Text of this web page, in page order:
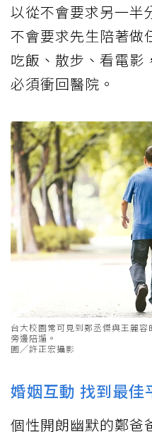
以從不會要求另一半
不會要求先生陪著做
吃飯、散步、看電影
必須衝回醫院。
台大校園常可見到鄭丞傑與王麗
旁邊陪遛。
圖╱許正宏攝影
婚姻互動 找到最佳
個性開朗幽默的鄭爸